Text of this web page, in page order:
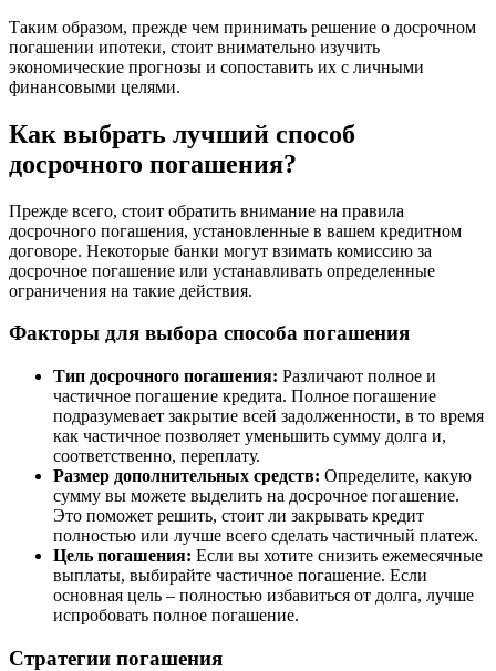
Таким образом, прежде чем принимать решение о досрочном
погашении ипотеки, стоит внимательно изучить
экономические прогнозы и сопоставить их с личными
финансовыми целями.
Как выбрать лучший способ
досрочного погашения?
Прежде всего, стоит обратить внимание на правила
досрочного погашения, установленные в вашем кредитном
договоре. Некоторые банки могут взимать комиссию за
досрочное погашение или устанавливать определенные
ограничения на такие действия.
Факторы для выбора способа погашения
Тип досрочного погашения: Различают полное и
частичное погашение кредита. Полное погашение
подразумевает закрытие всей задолженности, в то время
как частичное позволяет уменьшить сумму долга и,
соответственно, переплату.
Размер дополнительных средств: Определите, какую
сумму вы можете выделить на досрочное погашение.
Это поможет решить, стоит ли закрывать кредит
полностью или лучше всего сделать частичный платеж.
Цель погашения: Если вы хотите снизить ежемесячные
выплаты, выбирайте частичное погашение. Если
основная цель – полностью избавиться от долга, лучше
испробовать полное погашение.
Стратегии погашения